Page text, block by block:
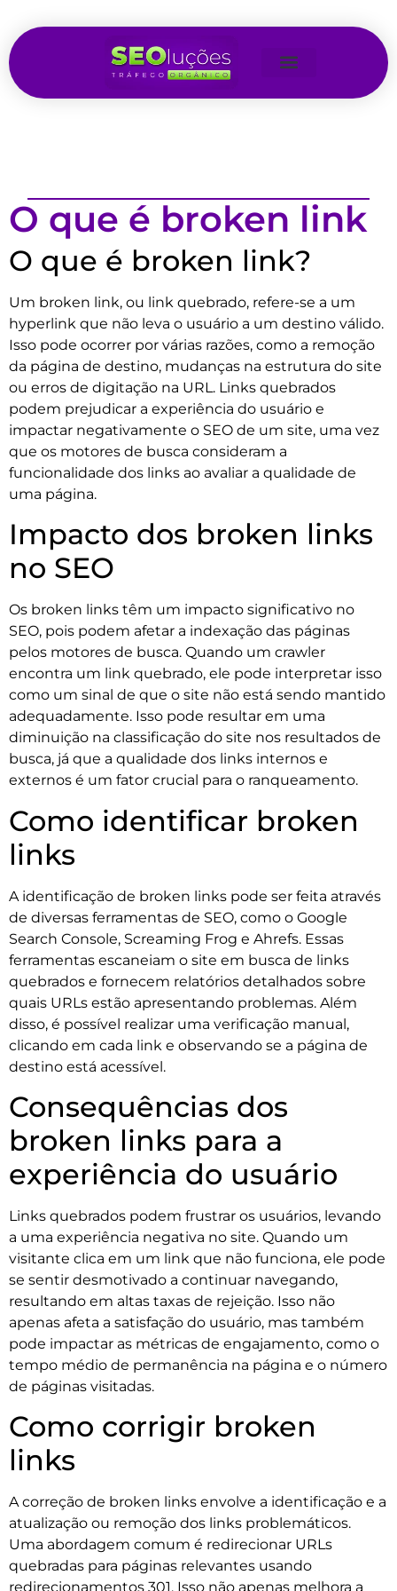
O que é broken link
O que é broken link?
Um broken link, ou link quebrado, refere-se a um
hyperlink que não leva o usuário a um destino válido.
Isso pode ocorrer por várias razões, como a remoção
da página de destino, mudanças na estrutura do site
ou erros de digitação na URL. Links quebrados
podem prejudicar a experiência do usuário e
impactar negativamente o SEO de um site, uma vez
que os motores de busca consideram a
funcionalidade dos links ao avaliar a qualidade de
uma página.
Impacto dos broken links
no SEO
Os broken links têm um impacto significativo no
SEO, pois podem afetar a indexação das páginas
pelos motores de busca. Quando um crawler
encontra um link quebrado, ele pode interpretar isso
como um sinal de que o site não está sendo mantido
adequadamente. Isso pode resultar em uma
diminuição na classificação do site nos resultados de
busca, já que a qualidade dos links internos e
externos é um fator crucial para o ranqueamento.
Como identificar broken
links
A identificação de broken links pode ser feita através
de diversas ferramentas de SEO, como o Google
Search Console, Screaming Frog e Ahrefs. Essas
ferramentas escaneiam o site em busca de links
quebrados e fornecem relatórios detalhados sobre
quais URLs estão apresentando problemas. Além
disso, é possível realizar uma verificação manual,
clicando em cada link e observando se a página de
destino está acessível.
Consequências dos
broken links para a
experiência do usuário
Links quebrados podem frustrar os usuários, levando
a uma experiência negativa no site. Quando um
visitante clica em um link que não funciona, ele pode
se sentir desmotivado a continuar navegando,
resultando em altas taxas de rejeição. Isso não
apenas afeta a satisfação do usuário, mas também
pode impactar as métricas de engajamento, como o
tempo médio de permanência na página e o número
de páginas visitadas.
Como corrigir broken
links
A correção de broken links envolve a identificação e a
atualização ou remoção dos links problemáticos.
Uma abordagem comum é redirecionar URLs
quebradas para páginas relevantes usando
redirecionamentos 301. Isso não apenas melhora a